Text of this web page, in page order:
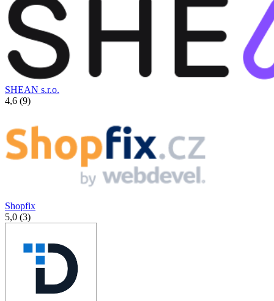
SHEAN s.r.o.
4,6 (9)
Shopfix
5,0 (3)